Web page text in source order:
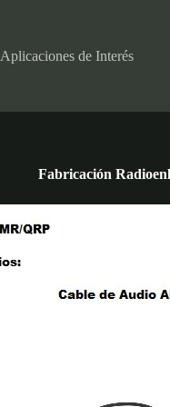
Aplicaciones de Interés
Fabricación